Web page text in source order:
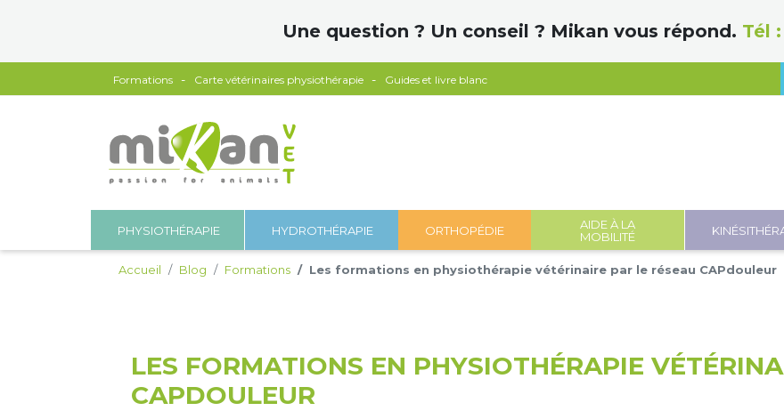
Une question ? Un conseil ? Mikan vous répond. Tél :
Formations Carte vétérinaires physiothérapie Guides et livre blanc
PHYSIOTHÉRAPIE HYDROTHÉRAPIE ORTHOPÉDIE
AIDE À LA
MOBILITÉ
Accueil Blog Formations Les formations en physiothérapie vétérinaire par le réseau CAPdouleur
LES FORMATIONS EN PHYSIOTHÉRAPIE
CAPDOULEUR